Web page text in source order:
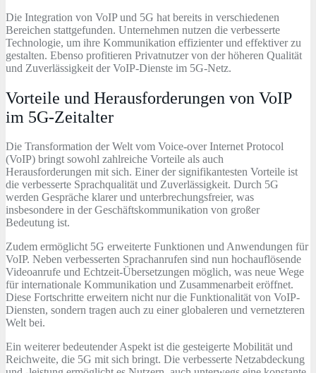
Die Integration von VoIP und 5G hat bereits in verschiedenen
Bereichen stattgefunden. Unternehmen nutzen die verbesserte
Technologie, um ihre Kommunikation effizienter und effektiver zu
gestalten. Ebenso profitieren Privatnutzer von der höheren Qualität
und Zuverlässigkeit der VoIP-Dienste im 5G-Netz.
Vorteile und Herausforderungen von VoIP
im 5G-Zeitalter
Die Transformation der Welt vom Voice-over Internet Protocol
(VoIP) bringt sowohl zahlreiche Vorteile als auch
Herausforderungen mit sich. Einer der signifikantesten Vorteile ist
die verbesserte Sprachqualität und Zuverlässigkeit. Durch 5G
werden Gespräche klarer und unterbrechungsfreier, was
insbesondere in der Geschäftskommunikation von großer
Bedeutung ist.
Zudem ermöglicht 5G erweiterte Funktionen und Anwendungen für
VoIP. Neben verbesserten Sprachanrufen sind nun hochauflösende
Videoanrufe und Echtzeit-Übersetzungen möglich, was neue Wege
für internationale Kommunikation und Zusammenarbeit eröffnet.
Diese Fortschritte erweitern nicht nur die Funktionalität von VoIP-
Diensten, sondern tragen auch zu einer globaleren und vernetzteren
Welt bei.
Ein weiterer bedeutender Aspekt ist die gesteigerte Mobilität und
Reichweite, die 5G mit sich bringt. Die verbesserte Netzabdeckung